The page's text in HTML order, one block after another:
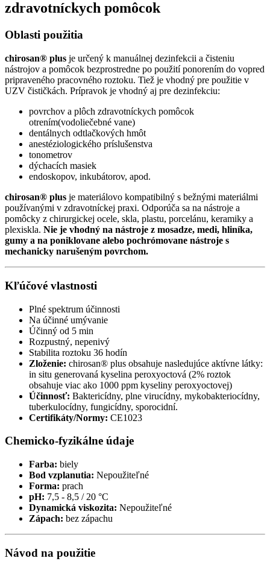
zdravotníckych pomôcok
Oblasti použitia
chirosan® plus je určený k manuálnej dezinfekcii a čisteniu
nástrojov a pomôcok bezprostredne po použití ponorením do vopred
pripraveného pracovného roztoku. Tiež je vhodný pre použitie v
UZV čističkách. Prípravok je vhodný aj pre dezinfekciu:
povrchov a plôch zdravotníckych pomôcok
otrením(vodoliečebné vane)
dentálnych odtlačkových hmôt
anestéziologického príslušenstva
tonometrov
dýchacích masiek
endoskopov, inkubátorov, apod.
chirosan® plus je materiálovo kompatibilný s bežnými materiálmi
používanými v zdravotníckej praxi. Odporúča sa na nástroje a
pomôcky z chirurgickej ocele, skla, plastu, porcelánu, keramiky a
plexiskla. Nie je vhodný na nástroje z mosadze, medi, hliníka,
gumy a na poniklovane alebo pochrómovane nástroje s
mechanicky narušeným povrchom.
Kľúčové vlastnosti
Plné spektrum účinnosti
Na účinné umývanie
Účinný od 5 min
Rozpustný, nepenivý
Stabilita roztoku 36 hodín
Zloženie: chirosan® plus obsahuje nasledujúce aktívne látky:
in situ generovaná kyselina peroxyoctová (2% roztok
obsahuje viac ako 1000 ppm kyseliny peroxyoctovej)
Účinnosť: Baktericídny, plne virucídny, mykobakteriocídny,
tuberkulocídny, fungicídny, sporocidní.
Certifikáty/Normy: CE1023
Chemicko-fyzikálne údaje
Farba: biely
Bod vzplanutia: Nepoužiteľné
Forma: prach
pH: 7,5 - 8,5 / 20 °C
Dynamická viskozita: Nepoužiteľné
Zápach: bez zápachu
Návod na použitie